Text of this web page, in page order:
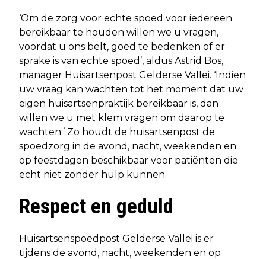
‘Om de zorg voor echte spoed voor iedereen
bereikbaar te houden willen we u vragen,
voordat u ons belt, goed te bedenken of er
sprake is van echte spoed’, aldus Astrid Bos,
manager Huisartsenpost Gelderse Vallei. ‘Indien
uw vraag kan wachten tot het moment dat uw
eigen huisartsenpraktijk bereikbaar is, dan
willen we u met klem vragen om daarop te
wachten.’ Zo houdt de huisartsenpost de
spoedzorg in de avond, nacht, weekenden en
op feestdagen beschikbaar voor patiënten die
echt niet zonder hulp kunnen.
Respect en geduld
Huisartsenspoedpost Gelderse Vallei is er
tijdens de avond, nacht, weekenden en op